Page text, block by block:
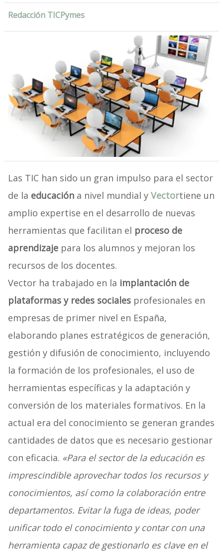
Redacción TICPymes
Las TIC han sido un gran impulso para el sector
de la educación a nivel mundial y Vectortiene un
amplio expertise en el desarrollo de nuevas
herramientas que facilitan el proceso de
aprendizajepara los alumnos y mejoran los
recursos de los docentes.
Vector ha trabajado en la implantación de
plataformas y redes socialesprofesionales en
empresas de primer nivel en España,
elaborando planes estratégicos de generación,
gestión y difusión de conocimiento, incluyendo
la formación de los profesionales, el uso de
herramientas específicas y la adaptación y
conversión de los materiales formativos. En la
actual era del conocimiento se generan grandes
cantidades de datos que es necesario gestionar
con eficacia. «Para el sector de la educación es
imprescindible aprovechar todos los recursos y
conocimientos, así como la colaboración entre
departamentos. Evitar la fuga de ideas, poder
unificar todo el conocimiento y contar con una
herramienta capaz de gestionarlo es clave en el